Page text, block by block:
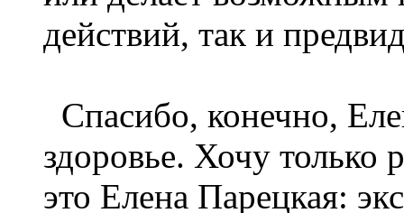
действий, так и
Спасибо, конечно,
здоровье. Хочу только
это Елена Парецкая: